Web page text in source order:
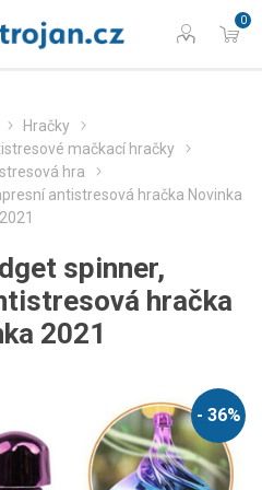
0
Hračky
mačkací hračky
hra
antistresová hračka Novinka
2021
spinner,
hračka
2021
- 36%